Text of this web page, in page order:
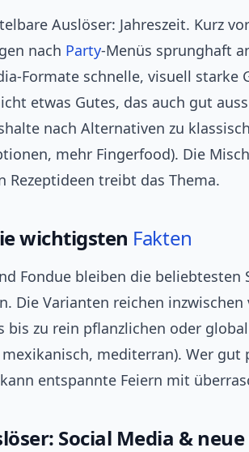
Auslöser: Jahreszeit. Kurz
nach Party‑Menüs sprunghaft
schnelle, visuell
etwas Gutes, das auch gut
nach Alternativen zu
mehr Fingerfood). Die
Rezeptideen treibt das Thema.
wichtigsten Fakten
Fondue bleiben die beliebtesten
Die Varianten reichen
bis zu rein pflanzlichen oder
mediterran). Wer
entspannte Feiern mit
Social Media &